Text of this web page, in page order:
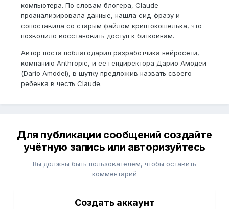
компьютера. По словам блогера, Claude
проанализировала данные, нашла сид-фразу и
сопоставила со старым файлом криптокошелька, что
позволило восстановить доступ к биткоинам.
Автор поста поблагодарил разработчика нейросети,
компанию Anthropic, и ее гендиректора Дарио Амодеи
(Dario Amodei), в шутку предложив назвать своего
ребенка в честь Claude.
Для публикации сообщений создайте
учётную запись или авторизуйтесь
Вы должны быть пользователем, чтобы оставить
комментарий
Создать аккаунт